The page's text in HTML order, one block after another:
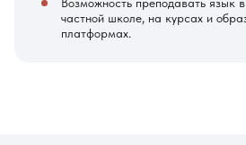
частной школе, на курсах и
платформах.